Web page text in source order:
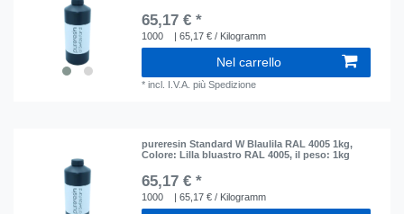
65,17 € *
1000 | 65,17 € / Kilogramm
Nel carrello
*incl. I.V.A. piùSpedizione
pureresin Standard W Blaulila RAL 4005 1kg,
Colore: Lilla bluastro RAL 4005, il peso: 1kg
65,17 € *
1000 | 65,17 € / Kilogramm